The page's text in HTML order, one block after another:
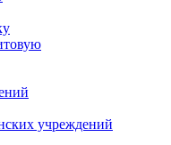
учреждений